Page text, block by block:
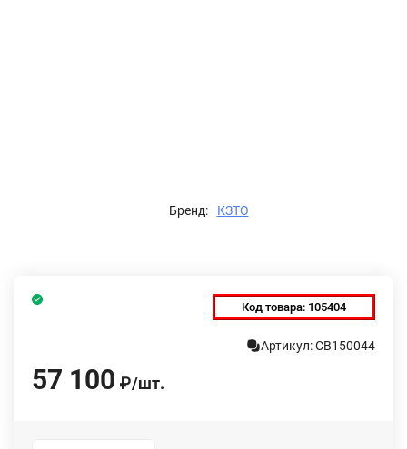
Бренд: КЗТО
Код товара: 105404
Артикул: СВ150044
57 100 ₽/шт.